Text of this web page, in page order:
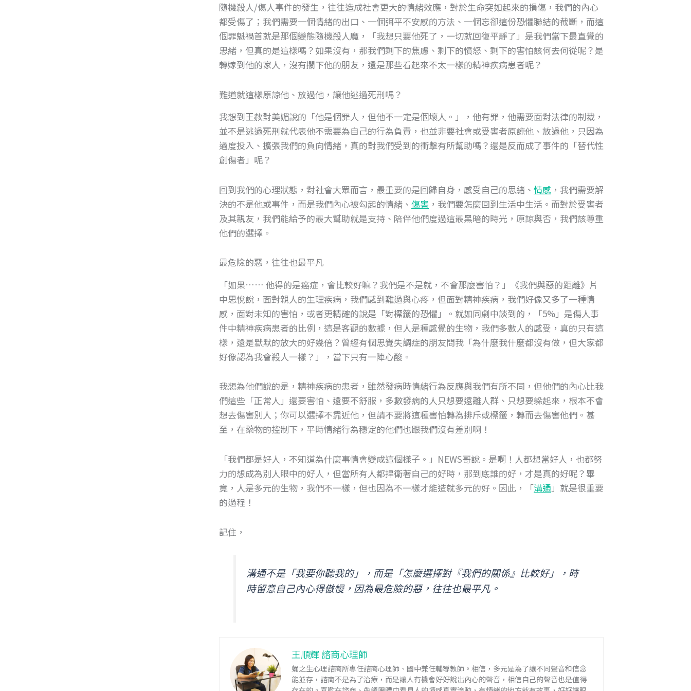
隨機殺人/傷人事件的發生，往往造成社會更大的情緒效應，對於生命突如起來的損傷，我們的內心
都受傷了；我們需要一個情緒的出口、一個弭平不安感的方法、一個忘卻這份恐懼聯結的截斷，而這
個罪魁禍首就是那個變態隨機殺人魔，「我想只要他死了，一切就回復平靜了」是我們當下最直覺的
思緒，但真的是這樣嗎？如果沒有，那我們剩下的焦慮、剩下的憤怒、剩下的害怕該何去何從呢？是
轉嫁到他的家人，沒有攔下他的朋友，還是那些看起來不太一樣的精神疾病患者呢？
難道就這樣原諒他、放過他，讓他逃過死刑嗎？
我想到王赦對美媚說的「他是個罪人，但他不一定是個壞人。」，他有罪，他需要面對法律的制裁，
並不是逃過死刑就代表他不需要為自己的行為負責，也並非要社會或受害者原諒他、放過他，只因為
過度投入、擴張我們的負向情緒，真的對我們受到的衝擊有所幫助嗎？還是反而成了事件的「替代性
創傷者」呢？
回到我們的心理狀態，對社會大眾而言，最重要的是回歸自身，感受自己的思緒、 情感 ，我們需要解
決的不是他或事件，而是我們內心被勾起的情緒、 傷害 ，我們要怎麼回到生活中生活。而對於受害者
及其親友，我們能給予的最大幫助就是支持、陪伴他們度過這最黑暗的時光，原諒與否，我們該尊重
他們的選擇。
最危險的惡，往往也最平凡
「如果…… 他得的是癌症，會比較好嘛？我們是不是就，不會那麼害怕？」《我們與惡的距離》片
中思悅說，面對親人的生理疾病，我們感到難過與心疼，但面對精神疾病，我們好像又多了一種情
感，面對未知的害怕，或者更精確的說是「對標籤的恐懼」。就如同劇中談到的，「5%」是傷人事
件中精神疾病患者的比例，這是客觀的數據，但人是種感覺的生物，我們多數人的感受，真的只有這
樣，還是默默的放大的好幾倍？曾經有個思覺失調症的朋友問我「為什麼我什麼都沒有做，但大家都
好像認為我會殺人一樣？」，當下只有一陣心酸。
我想為他們說的是，精神疾病的患者，雖然發病時情緒行為反應與我們有所不同，但他們的內心比我
們這些「正常人」還要害怕、還要不舒服，多數發病的人只想要遠離人群、只想要躲起來，根本不會
想去傷害別人；你可以選擇不靠近他，但請不要將這種害怕轉為排斥或標籤，轉而去傷害他們。甚
至，在藥物的控制下，平時情緒行為穩定的他們也跟我們沒有差別啊！
「我們都是好人，不知道為什麼事情會變成這個樣子。」NEWS哥說。是啊！人都想當好人，也都努
力的想成為別人眼中的好人，但當所有人都捍衛著自己的好時，那到底誰的好，才是真的好呢？畢
竟，人是多元的生物，我們不一樣，但也因為不一樣才能造就多元的好。因此，「溝通」就是很重要
的過程！
記住，
溝通不是「我要你聽我的」，而是「怎麼選擇對『我們的關係』比較好」，時
時留意自己內心得傲慢，因為最危險的惡，往往也最平凡。
王順輝 諮商心理師
蛹之生心理諮商所專任諮商心理師、國中兼任輔導教師。相信，多元是為了讓不同聲音和信念
能並存，諮商不是為了治療，而是讓人有機會好好說出內心的聲音，相信自己的聲音也是值得